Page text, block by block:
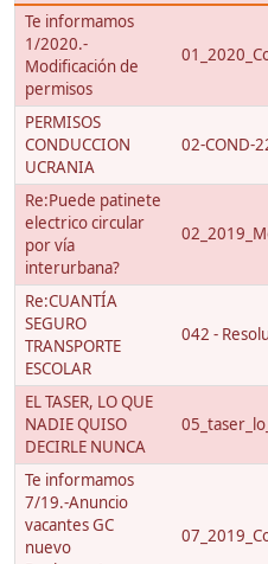
Te informamos
1/2020.-
Modificación de
permisos
PERMISOS
CONDUCCION
UCRANIA
02-COND-
Re:Puede patinete
electrico circular
por vía
interurbana?
Re:CUANTÍA
SEGURO
TRANSPORTE
ESCOLAR
042 -
EL TASER, LO QUE
NADIE QUISO
DECIRLE NUNCA
Te informamos
7/19.-Anuncio
vacantes GC
nuevo